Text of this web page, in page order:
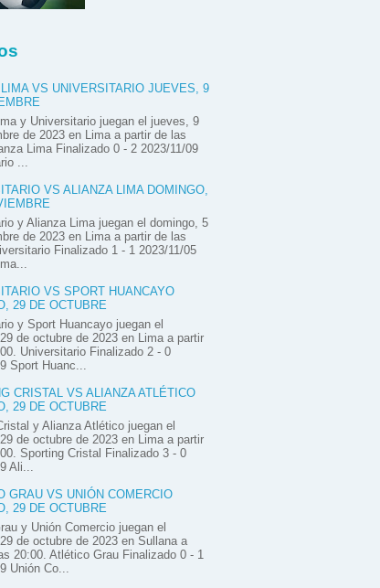
VS UNIVERSITARIO JUEVES, 9
y Universitario juegan el jueves, 9
de 2023 en Lima a partir de las
Lima Finalizado 0 - 2 2023/11/09
...
VS ALIANZA LIMA DOMINGO,
y Alianza Lima juegan el domingo, 5
de 2023 en Lima a partir de las
Finalizado 1 - 1 2023/11/05
VS SPORT HUANCAYO
29 DE OCTUBRE
y Sport Huancayo juegan el
de octubre de 2023 en Lima a partir
Universitario Finalizado 2 - 0
Sport Huanc...
CRISTAL VS ALIANZA ATLÉTICO
29 DE OCTUBRE
y Alianza Atlético juegan el
de octubre de 2023 en Lima a partir
Sporting Cristal Finalizado 3 - 0
Ali...
GRAU VS UNIÓN COMERCIO
29 DE OCTUBRE
y Unión Comercio juegan el
de octubre de 2023 en Sullana a
20:00. Atlético Grau Finalizado 0 - 1
Unión Co...